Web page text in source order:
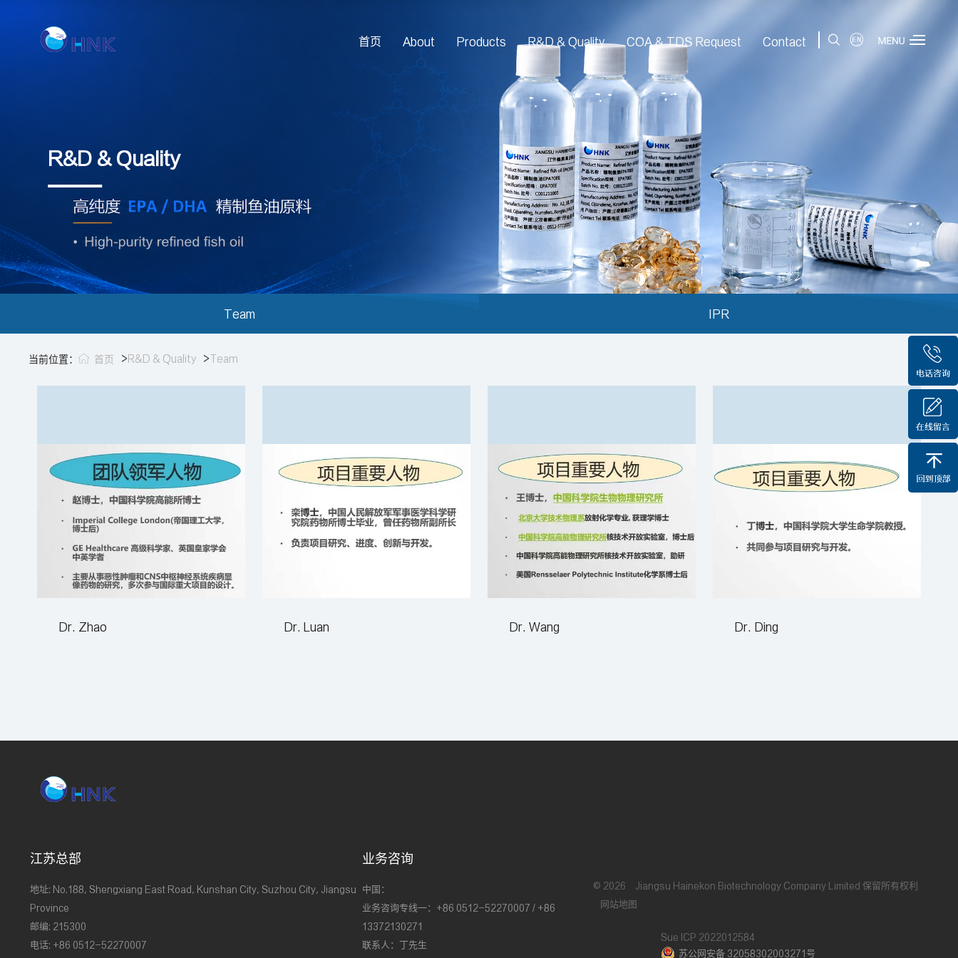
首页 About Products R&D & Quality COA & TDS Request Contact
R&D & Quality
Team IPR
当前位置： 首页 >R&D & Quality >Team
Dr. Zhao Dr. Luan Dr. Wang Dr. Ding
江苏总部
地址: No.188, Shengxiang East Road, Kunshan City, Suzhou City, Jiangsu
Province
邮编: 215300
电话: +86 0512-52270007
业务咨询
中国：
业务咨询专线一：+86 0512-52270007 / +86
13372130271
联系人：丁先生
© 2026 Jiangsu Hainekon Biotechnology Company Limited 保留所有权利
网站地图
Sue ICP 2022012584
苏公网安备 32058302003271号